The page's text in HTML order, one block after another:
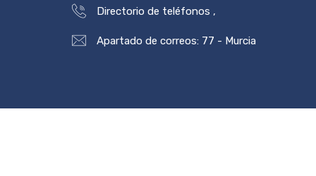
Directorio de teléfonos ,
Apartado de correos: 77 - Murcia